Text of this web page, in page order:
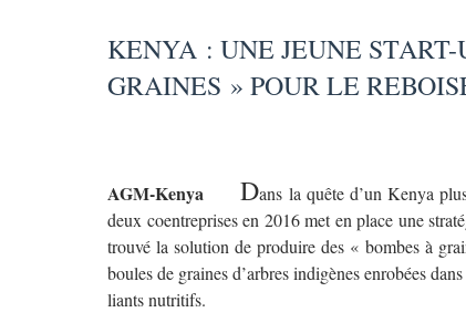
KENYA : UNE JEUNE START-
GRAINES » POUR LE
AGM-Kenya Dans la quête d’un Kenya
deux coentreprises en 2016 met en place une
trouvé la solution de produire des « bombes à
boules de graines d’arbres indigènes enrobées
liants nutritifs.